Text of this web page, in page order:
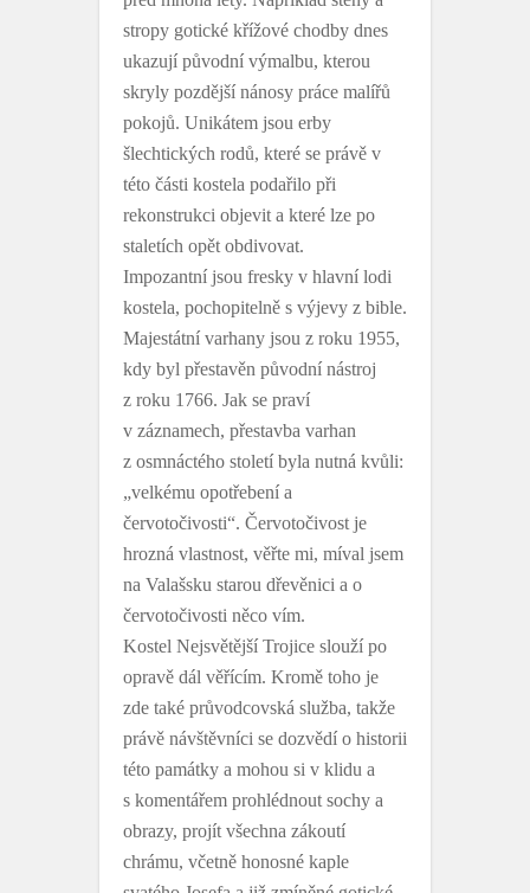
stropy gotické křížové chodby dnes
ukazují původní výmalbu, kterou
skryly pozdější nánosy práce malířů
pokojů. Unikátem jsou erby
šlechtických rodů, které se právě v
této části kostela podařilo při
rekonstrukci objevit a které lze po
staletích opět obdivovat.
Impozantní jsou fresky v hlavní lodi
kostela, pochopitelně s výjevy z bible.
Majestátní varhany jsou z roku 1955,
kdy byl přestavěn původní nástroj
z roku 1766. Jak se praví
v záznamech, přestavba varhan
z osmnáctého století byla nutná kvůli:
„velkému opotřebení a
červotočivosti“. Červotočivost je
hrozná vlastnost, věřte mi, míval jsem
na Valašsku starou dřevěnici a o
červotočivosti něco vím.
Kostel Nejsvětější Trojice slouží po
opravě dál věřícím. Kromě toho je
zde také průvodcovská služba, takže
právě návštěvníci se dozvědí o historii
této památky a mohou si v klidu a
s komentářem prohlédnout sochy a
obrazy, projít všechna zákoutí
chrámu, včetně honosné kaple